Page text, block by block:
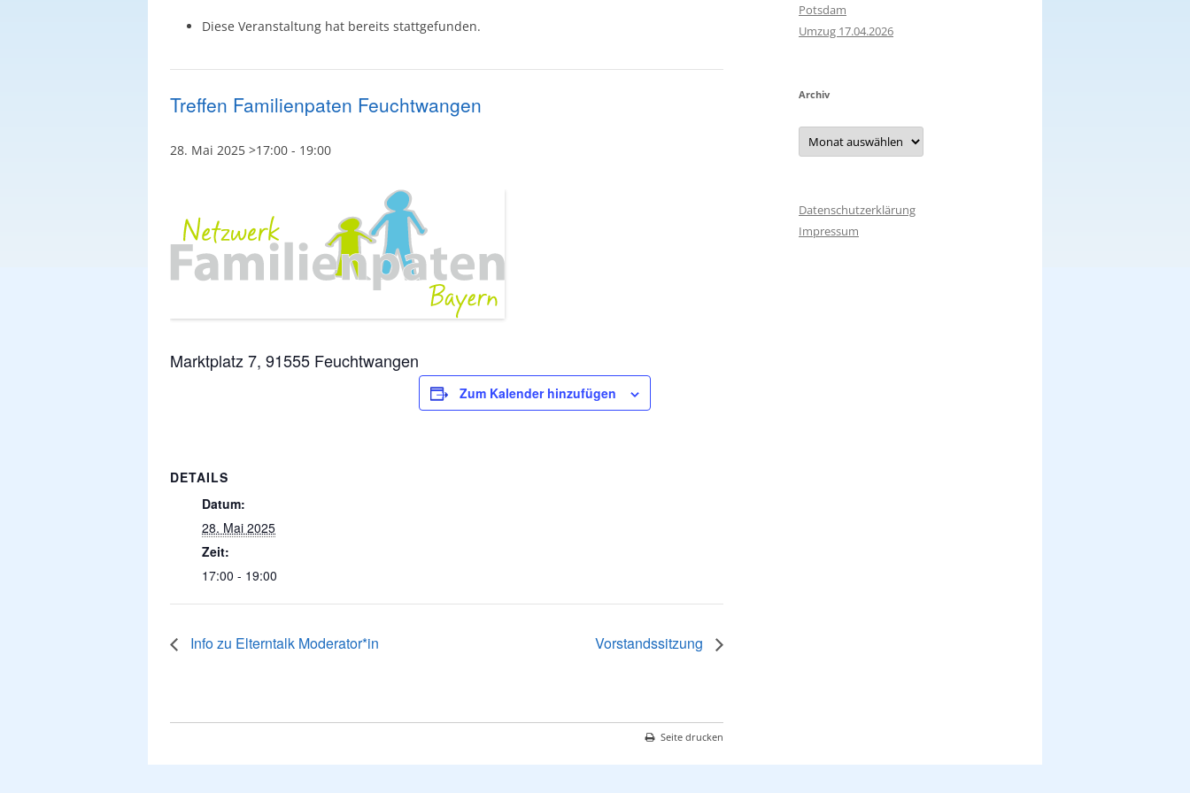
Diese Veranstaltung hat bereits stattgefunden.
Treffen Familienpaten Feuchtwangen
28. Mai 2025 >17:00 - 19:00
Marktplatz 7, 91555 Feuchtwangen
Zum Kalender hinzufügen
DETAILS
Datum:
28. Mai 2025
Zeit:
17:00 - 19:00
Info zu Elterntalk Moderator*in Vorstandssitzung
Seite drucken
Potsdam
Umzug 17.04.2026
Archiv
Archiv
Datenschutzerklärung
Impressum